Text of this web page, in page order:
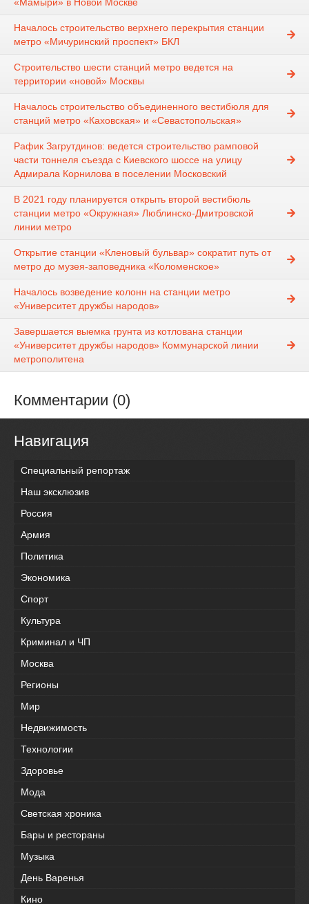
Началось строительство верхнего перекрытия станции
метро «Мичуринский проспект» БКЛ
Строительство шести станций метро ведется на
территории «новой» Москвы
Началось строительство объединенного вестибюля для
станций метро «Каховская» и «Севастопольская»
Рафик Загрутдинов: ведется строительство рамповой
части тоннеля съезда с Киевского шоссе на улицу
Адмирала Корнилова в поселении Московский
В 2021 году планируется открыть второй вестибюль
станции метро «Окружная» Люблинско-Дмитровской
линии метро
Открытие станции «Кленовый бульвар» сократит путь от
метро до музея-заповедника «Коломенское»
Началось возведение колонн на станции метро
«Университет дружбы народов»
Завершается выемка грунта из котлована станции
«Университет дружбы народов» Коммунарской линии
метрополитена
Комментарии (0)
Навигация
Специальный репортаж
Наш эксклюзив
Россия
Армия
Политика
Экономика
Спорт
Культура
Криминал и ЧП
Москва
Регионы
Мир
Недвижимость
Технологии
Здоровье
Мода
Светская хроника
Бары и рестораны
Музыка
День Варенья
Кино